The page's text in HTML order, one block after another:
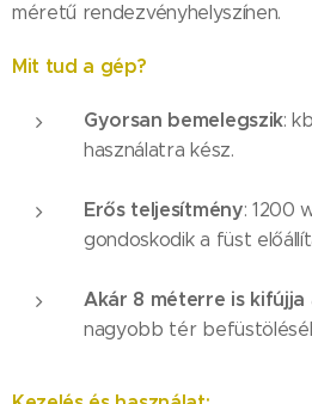
méretű rendezvényhelyszínen.
Mit tud a gép?
Gyorsan bemelegszik:
használatra kész.
Erős teljesítmény: 1200
gondoskodik a füst
Akár 8 méterre is kifújja
nagyobb tér